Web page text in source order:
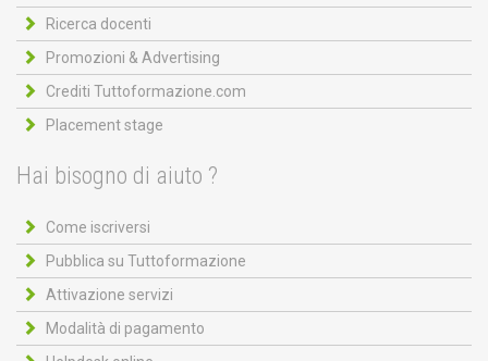
Ricerca docenti
Promozioni & Advertising
Crediti Tuttoformazione.com
Placement stage
Hai bisogno di aiuto ?
Come iscriversi
Pubblica su Tuttoformazione
Attivazione servizi
Modalità di pagamento